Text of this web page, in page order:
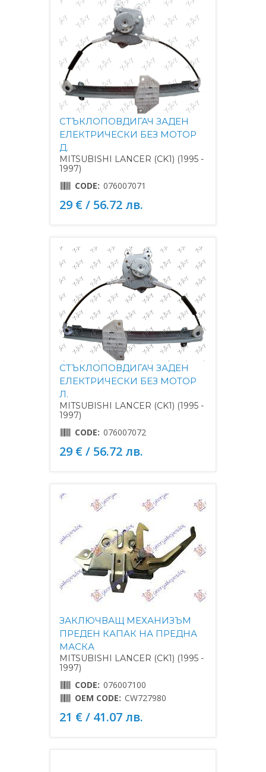
СТЪКЛОПОВДИГАЧ ЗАДЕН
ЕЛЕКТРИЧЕСКИ БЕЗ МОТОР
Д.
MITSUBISHI LANCER (CK1) (1995 -
1997)
CODE: 076007071
29 € / 56.72 лв.
СТЪКЛОПОВДИГАЧ ЗАДЕН
ЕЛЕКТРИЧЕСКИ БЕЗ МОТОР
Л.
MITSUBISHI LANCER (CK1) (1995 -
1997)
CODE: 076007072
29 € / 56.72 лв.
ЗАКЛЮЧВАЩ МЕХАНИЗЪМ
ПРЕДЕН КАПАК НА ПРЕДНА
МАСКА
MITSUBISHI LANCER (CK1) (1995 -
1997)
CODE: 076007100
OEM CODE: CW727980
21 € / 41.07 лв.